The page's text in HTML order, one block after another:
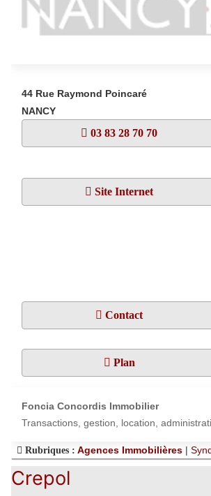
44 Rue Raymond Poincaré
NANCY
03 83 28 70 70
Site Internet
Contact
Plan
Foncia Concordis Immobilier
Transactions, gestion, location,
Rubriques : Agences Immobilières |
Crepol